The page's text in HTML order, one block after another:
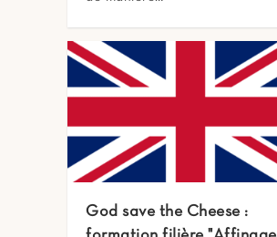
God save the Cheese :